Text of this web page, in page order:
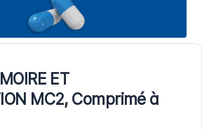
ET
MC2, Comprimé à